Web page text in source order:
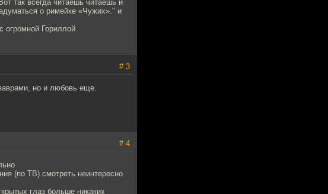
так всегда читаешь читаешь и
о римейке «Чужих»." и
огромной Гориллой
# 3
но и любовь еще.
# 4
(по ТВ) смотреть неинтересно.
глаз больше никаких